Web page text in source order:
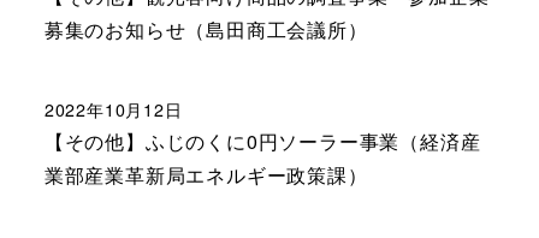
募集のお知らせ（島田商工会議所）
【その他】ふじのくに0円ソーラー事業（経済産
業部産業革新局エネルギー政策課）
2022年10月12日